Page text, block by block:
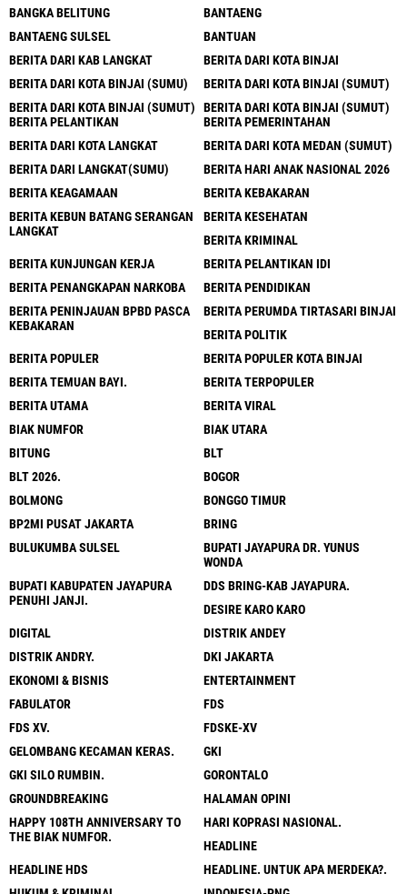
BANGKA BELITUNG
BANTAENG
BANTAENG SULSEL
BANTUAN
BERITA DARI KAB LANGKAT
BERITA DARI KOTA BINJAI
BERITA DARI KOTA BINJAI (SUMU)
BERITA DARI KOTA BINJAI (SUMUT)
BERITA DARI KOTA BINJAI (SUMUT)
BERITA PELANTIKAN
BERITA DARI KOTA BINJAI (SUMUT)
BERITA PEMERINTAHAN
BERITA DARI KOTA LANGKAT
BERITA DARI KOTA MEDAN (SUMUT)
BERITA DARI LANGKAT(SUMU)
BERITA HARI ANAK NASIONAL 2026
BERITA KEAGAMAAN
BERITA KEBAKARAN
BERITA KEBUN BATANG SERANGAN
LANGKAT
BERITA KESEHATAN
BERITA KRIMINAL
BERITA KUNJUNGAN KERJA
BERITA PELANTIKAN IDI
BERITA PENANGKAPAN NARKOBA
BERITA PENDIDIKAN
BERITA PENINJAUAN BPBD PASCA
KEBAKARAN
BERITA PERUMDA TIRTASARI BINJAI
BERITA POLITIK
BERITA POPULER
BERITA POPULER KOTA BINJAI
BERITA TEMUAN BAYI.
BERITA TERPOPULER
BERITA UTAMA
BERITA VIRAL
BIAK NUMFOR
BIAK UTARA
BITUNG
BLT
BLT 2026.
BOGOR
BOLMONG
BONGGO TIMUR
BP2MI PUSAT JAKARTA
BRING
BULUKUMBA SULSEL
BUPATI JAYAPURA DR. YUNUS
WONDA
BUPATI KABUPATEN JAYAPURA
PENUHI JANJI.
DDS BRING-KAB JAYAPURA.
DESIRE KARO KARO
DIGITAL
DISTRIK ANDEY
DISTRIK ANDRY.
DKI JAKARTA
EKONOMI & BISNIS
ENTERTAINMENT
FABULATOR
FDS
FDS XV.
FDSKE-XV
GELOMBANG KECAMAN KERAS.
GKI
GKI SILO RUMBIN.
GORONTALO
GROUNDBREAKING
HALAMAN OPINI
HAPPY 108TH ANNIVERSARY TO
THE BIAK NUMFOR.
HARI KOPRASI NASIONAL.
HEADLINE
HEADLINE HDS
HEADLINE. UNTUK APA MERDEKA?.